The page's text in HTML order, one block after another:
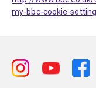
my-bbc-cookie-